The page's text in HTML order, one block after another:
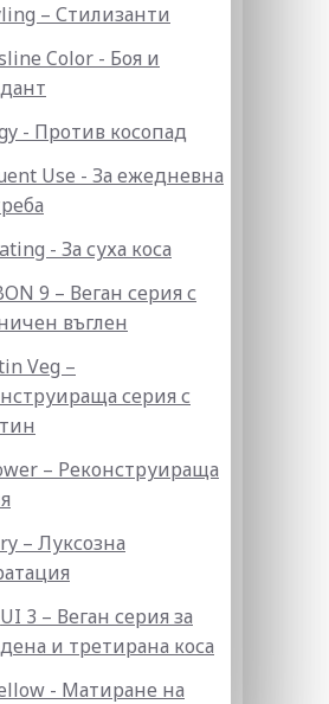
– Стилизанти
Color - Боя и
- Против косопад
Use - За ежедневна
- За суха коса
9 – Веган серия с
въглен
Veg –
серия с
– Реконструираща
– Луксозна
3 – Веган серия за
и третирана коса
- Матиране на